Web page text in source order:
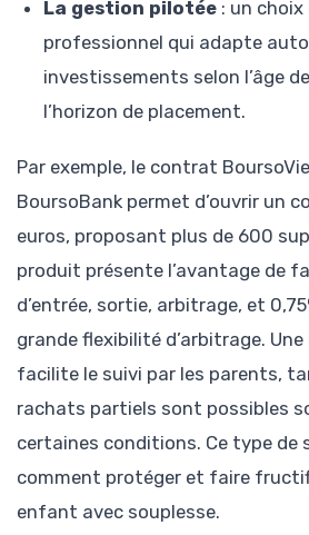
La gestion pilotée : un choix
professionnel qui adapte
investissements selon l’âge
l’horizon de placement.
Par exemple, le contrat
BoursoBank permet d’ouvrir un
euros, proposant plus de 600
produit présente l’avantage de
d’entrée, sortie, arbitrage, et
grande flexibilité d’arbitrage.
facilite le suivi par les parents,
rachats partiels sont possibles
certaines conditions. Ce type de
comment protéger et faire
enfant avec souplesse.